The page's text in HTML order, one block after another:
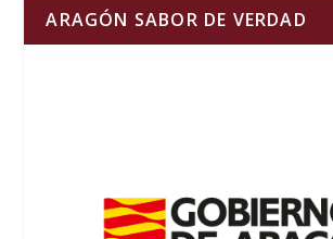
ARAGÓN SABOR DE VERDAD